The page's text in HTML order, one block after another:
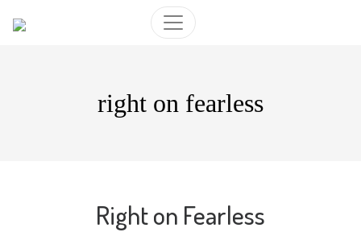
right on fearless
Right on Fearless